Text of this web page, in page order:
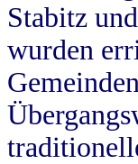
Stabitz
wurden